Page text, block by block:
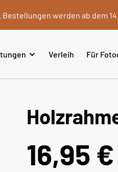
Bestellungen werden ab dem
Verleih Für
16,95 €